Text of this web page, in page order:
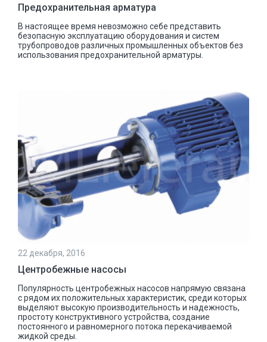
Предохранительная арматура
В настоящее время невозможно себе представить
безопасную эксплуатацию оборудования и систем
трубопроводов различных промышленных объектов без
использования предохранительной арматуры.
22 декабря, 2016
Центробежные насосы
Популярность центробежных насосов напрямую связана
с рядом их положительных характеристик, среди которых
выделяют высокую производительность и надежность,
простоту конструктивного устройства, создание
постоянного и равномерного потока перекачиваемой
жидкой среды.